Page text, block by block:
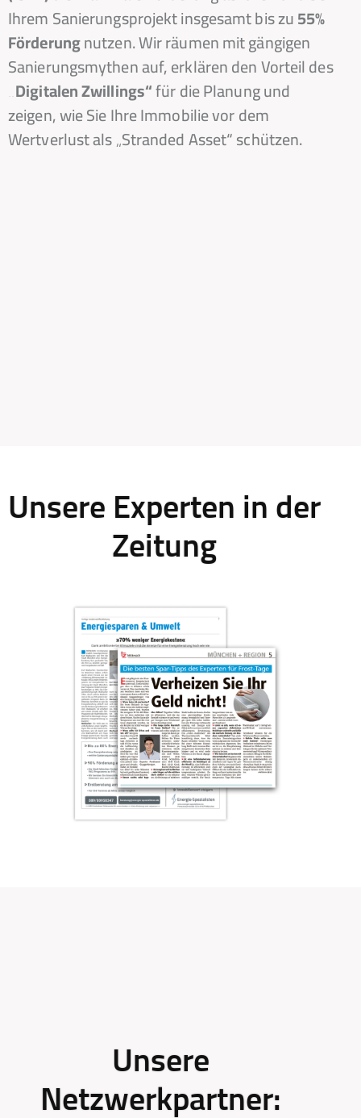
Ihrem Sanierungsprojekt insgesamt bis zu55%
Förderungnutzen. Wir räumen mit gängigen
Sanierungsmythen auf, erklären den Vorteil des
„Digitalen Zwillings“für die Planung und
zeigen, wie Sie Ihre Immobilie vor dem
Wertverlust als „Stranded Asset“ schützen.
Unsere Experten in der
Zeitung
Unsere
Netzwerkpartner: